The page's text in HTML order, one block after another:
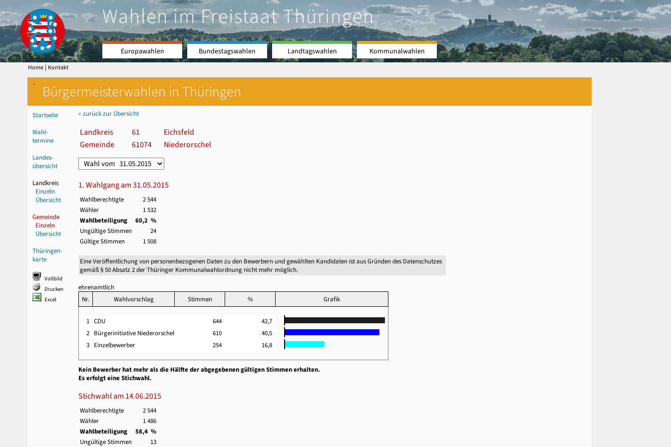
Wahlen im Freistaat Thüringen
Europawahlen Bundestagswahlen Landtagswahlen Kommunalwahlen
Home | Kontakt
` Bürgermeisterwahlen in Thüringen
Startseite
Wahl-
termine
Landes-
übersicht
Landkreis
Einzeln
Übersicht
Gemeinde
Einzeln
Übersicht
Thüringen-
karte
Vollbild
Drucken
Excel
« zurück zur Übersicht
Landkreis 61
Eichsfeld
Gemeinde
61074 Niederorschel
1. Wahlgang am 31.05.2015
Wahlberechtigte
2 544
Wähler
1 532
Wahlbeteiligung
60,2 %
Ungültige Stimmen
24
Gültige Stimmen
1 508
Eine Veröffentlichung von personenbezogenen Daten zu den Bewerbern und gewählten Kandidaten ist aus Gründen des Datenschutzes
gemäß § 50 Absatz 2 der Thüringer Kommunalwahlordnung nicht mehr möglich.
ehrenamtlich
Nr.
Wahlvorschlag Stimmen % Grafik
1 CDU 644
42,7
2 Bürgerinitiative Niederorschel 610
40,5
3 Einzelbewerber 254 16,8
Kein Bewerber hat mehr als die Hälfte der abgegebenen gültigen Stimmen erhalten.
Es erfolgt eine Stichwahl.
Stichwahl am 14.06.2015
Wahlberechtigte
2 544
Wähler
1 486
Wahlbeteiligung
58,4 %
Ungültige Stimmen
13